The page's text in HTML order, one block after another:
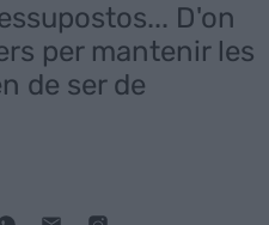
D'on
per mantenir les
de ser de